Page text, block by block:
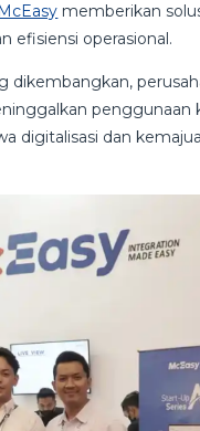
memberikan
efisiensi operasional.
dikembangkan,
penggunaan
digitalisasi dan